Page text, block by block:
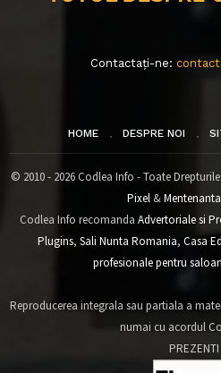
Contactați-ne:
HOME DESPRE NOI
© 2010 - 2026 Codlea Info - Toate
Pixel&
Codlea Info recomanda Advertoriale si
Plugins, Sali Nunta Romania, Casa
profesionale pentru
Reproducerea integrala sau partiala a
numai cu acordul
PREZENTI